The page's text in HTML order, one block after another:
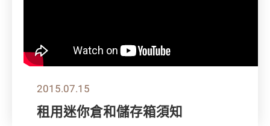
2015.07.15
租用迷你倉和儲存箱須知